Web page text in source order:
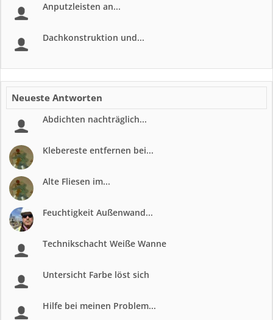
Anputzleisten an...
Dachkonstruktion und...
Neueste Antworten
Abdichten nachträglich...
Klebereste entfernen bei...
Alte Fliesen im...
Feuchtigkeit Außenwand...
Technikschacht Weiße Wanne
Untersicht Farbe löst sich
Hilfe bei meinen Problem...